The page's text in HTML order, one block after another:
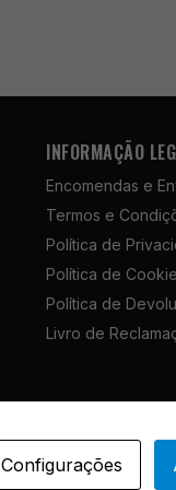
INFORMAÇÃO
Encomendas e
Termos e
Política de
Política de
Política de
Livro de
Configurações